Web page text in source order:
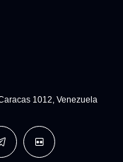
1012, Venezuela